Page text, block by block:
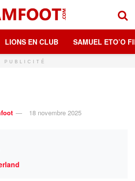
LIONS EN CLUB SAMUEL ETO’O
PUBLICITÉ
18 novembre 2025